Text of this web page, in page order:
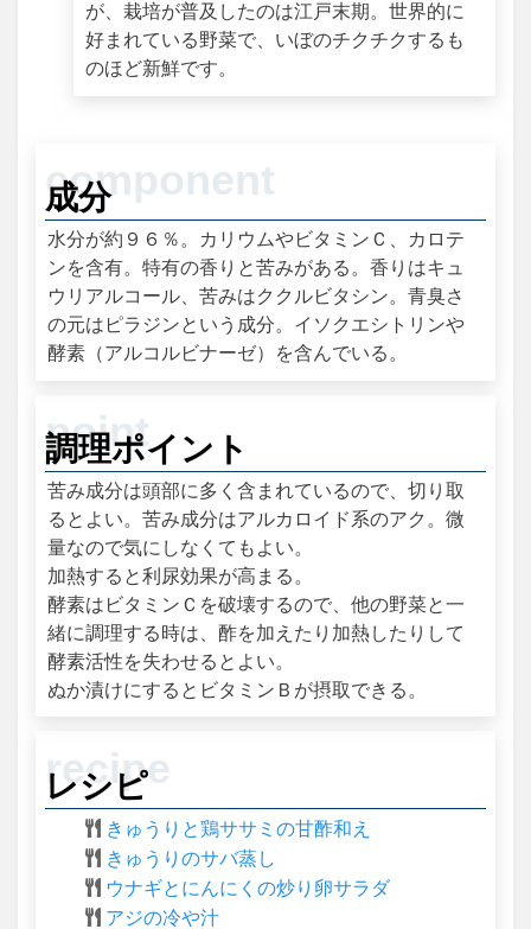
が、栽培が普及したのは江戸末期。世界的に
好まれている野菜で、いぼのチクチクするも
のほど新鮮です。
成分
水分が約９６％。カリウムやビタミンＣ、カロテ
ンを含有。特有の香りと苦みがある。香りはキュ
ウリアルコール、苦みはククルビタシン。青臭さ
の元はピラジンという成分。イソクエシトリンや
酵素（アルコルビナーゼ）を含んでいる。
調理ポイント
苦み成分は頭部に多く含まれているので、切り取
るとよい。苦み成分はアルカロイド系のアク。微
量なので気にしなくてもよい。
加熱すると利尿効果が高まる。
酵素はビタミンＣを破壊するので、他の野菜と一
緒に調理する時は、酢を加えたり加熱したりして
酵素活性を失わせるとよい。
ぬか漬けにするとビタミンＢが摂取できる。
レシピ
きゅうりと鶏ササミの甘酢和え
きゅうりのサバ蒸し
ウナギとにんにくの炒り卵サラダ
アジの冷や汁